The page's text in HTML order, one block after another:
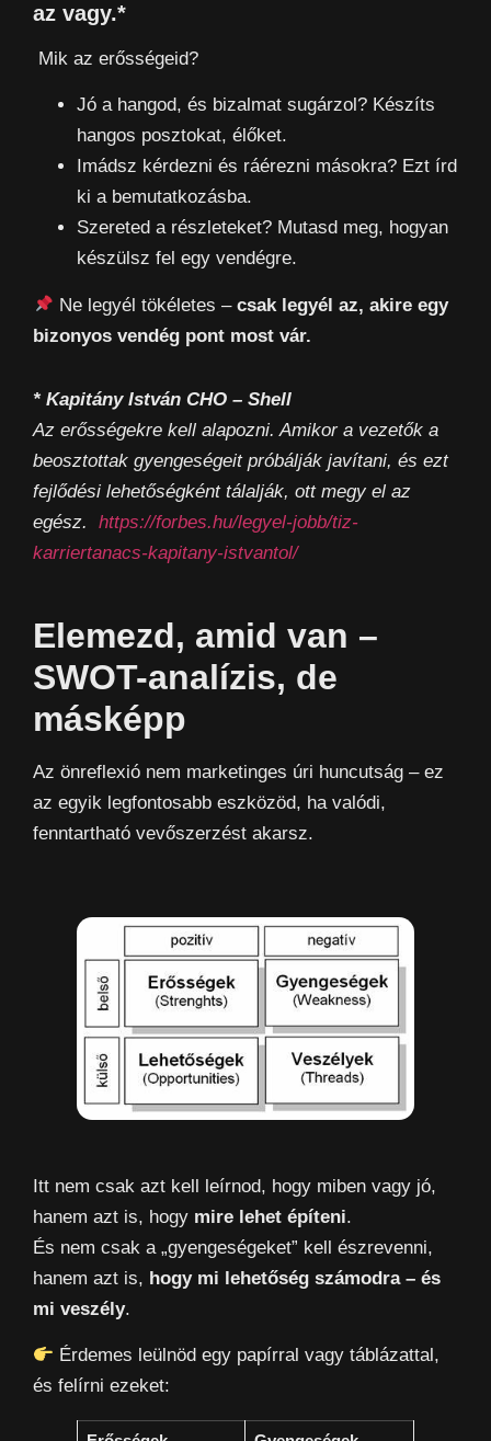
az vagy.*
Mik az erősségeid?
Jó a hangod, és bizalmat sugárzol? Készíts
hangos posztokat, élőket.
Imádsz kérdezni és ráérezni másokra? Ezt írd
ki a bemutatkozásba.
Szereted a részleteket? Mutasd meg, hogyan
készülsz fel egy vendégre.
Ne legyél tökéletes –csak legyél az, akire egy
bizonyos vendég pont most vár.
* Kapitány István CHO – Shell
Az erősségekre kell alapozni. Amikor a vezetők a
beosztottak gyengeségeit próbálják javítani, és ezt
fejlődési lehetőségként tálalják, ott megy el az
egész. https://forbes.hu/legyel-jobb/tiz-
karriertanacs-kapitany-istvantol/
Elemezd, amid van –
SWOT-analízis, de
másképp
Az önreflexió nem marketinges úri huncutság – ez
az egyik legfontosabb eszközöd, ha valódi,
fenntartható vevőszerzést akarsz.
Itt nem csak azt kell leírnod, hogy miben vagy jó,
hanem azt is, hogy mire lehet építeni.
És nem csak a „gyengeségeket” kell észrevenni,
hanem azt is, hogy mi lehetőség számodra – és
mi veszély.
Érdemes leülnöd egy papírral vagy táblázattal,
és felírni ezeket: